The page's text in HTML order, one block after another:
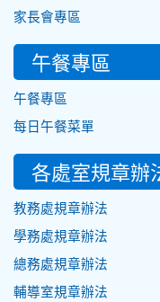
家長會專區
午餐專區
午餐專區
每日午餐菜單
各處室規章辦
教務處規章辦法
學務處規章辦法
總務處規章辦法
輔導室規章辦法